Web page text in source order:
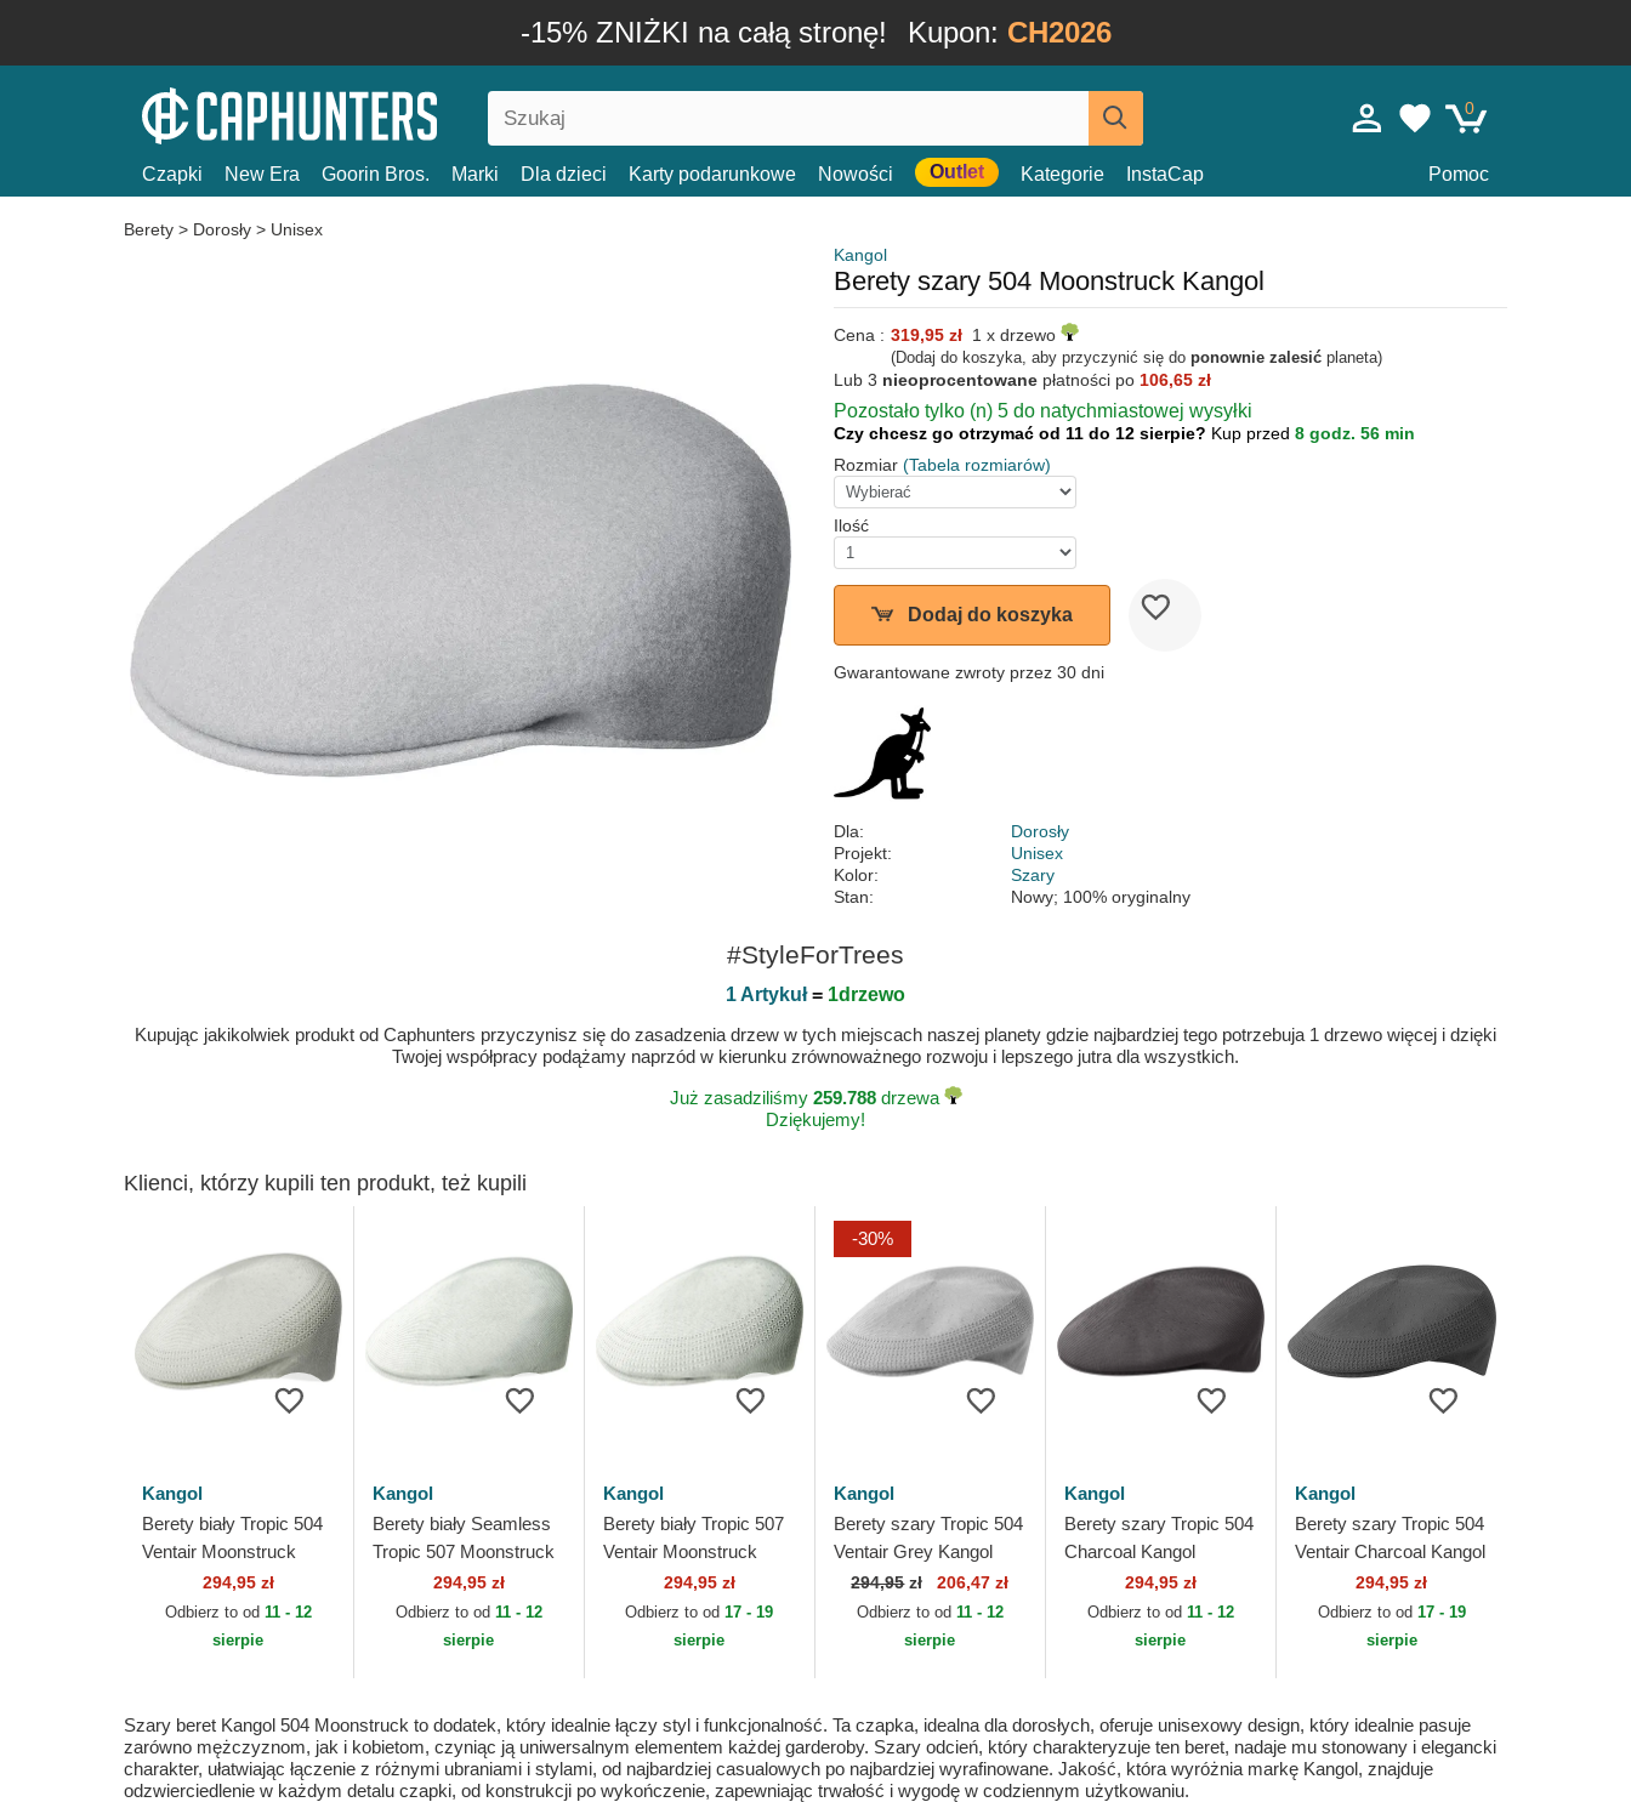
-15% ZNIŻKI na całą stronę! Kupon: CH2026
0
Czapki New Era Goorin Bros. Marki Dla dzieci Karty podarunkowe Nowości Outlet Kategorie InstaCap Pomoc
Berety > Dorosły > Unisex
Kangol
Berety szary 504 Moonstruck Kangol
Cena : 319,95 zł 1 x drzewo
(Dodaj do koszyka, aby przyczynić się do ponownie zalesić planeta)
Lub 3 nieoprocentowane płatności po 106,65 zł
Pozostało tylko (n) 5 do natychmiastowej wysyłki
Czy chcesz go otrzymać od 11 do 12 sierpie? Kup przed 8 godz. 56 min
Rozmiar (Tabela rozmiarów)
Ilość
Dodaj do koszyka
Gwarantowane zwroty przez 30 dni
Dla:
Dorosły
Projekt:
Unisex
Kolor:
Szary
Stan:
Nowy; 100% oryginalny
#StyleForTrees
1 Artykuł= 1drzewo
Kupując jakikolwiek produkt od Caphunters przyczynisz się do zasadzenia drzew w tych miejscach naszej planety gdzie najbardziej tego potrzebuja 1 drzewo więcej i dzięki
Twojej współpracy podążamy naprzód w kierunku zrównoważnego rozwoju i lepszego jutra dla wszystkich.
Już zasadziliśmy 259.788drzewa
Dziękujemy!
Klienci, którzy kupili ten produkt, też kupili
Kangol
Berety biały Tropic 504
Ventair Moonstruck
294,95 zł
Odbierz to od 11 - 12
sierpie
Kangol
Berety biały Seamless
Tropic 507 Moonstruck
294,95 zł
Odbierz to od 11 - 12
sierpie
Kangol
Berety biały Tropic 507
Ventair Moonstruck
294,95 zł
Odbierz to od17 - 19
sierpie
-30%
Kangol
Berety szary Tropic 504
Ventair Grey Kangol
294,95zł 206,47 zł
Odbierz to od 11 - 12
sierpie
Kangol
Berety szary Tropic 504
Charcoal Kangol
294,95 zł
Odbierz to od 11 - 12
sierpie
Kangol
Berety szary Tropic 504
Ventair Charcoal Kangol
294,95 zł
Odbierz to od 17 - 19
sierpie
Szary beret Kangol 504 Moonstruck to dodatek, który idealnie łączy styl i funkcjonalność. Ta czapka, idealna dla dorosłych, oferuje unisexowy design, który idealnie pasuje
zarówno mężczyznom, jak i kobietom, czyniąc ją uniwersalnym elementem każdej garderoby. Szary odcień, który charakteryzuje ten beret, nadaje mu stonowany i elegancki
charakter, ułatwiając łączenie z różnymi ubraniami i stylami, od najbardziej casualowych po najbardziej wyrafinowane. Jakość, która wyróżnia markę Kangol, znajduje
odzwierciedlenie w każdym detalu czapki, od konstrukcji po wykończenie, zapewniając trwałość i wygodę w codziennym użytkowaniu.